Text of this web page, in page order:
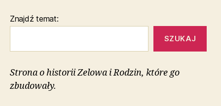
Znajdź temat:
SZUKAJ
Strona o historii Zelowa i Rodzin, które go
zbudowały.